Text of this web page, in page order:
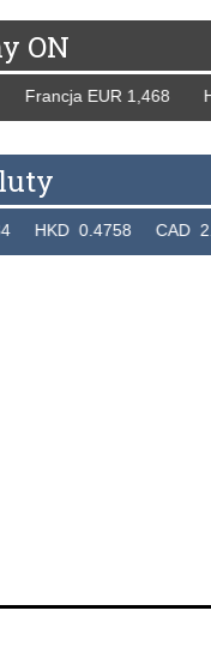
ON
EUR 1,468
0.4758 CAD